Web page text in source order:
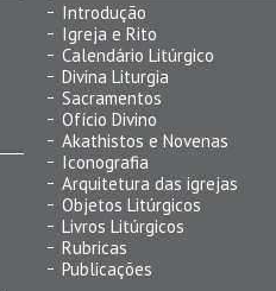
Introdução
Igreja e Rito
Calendário Litúrgico
Divina Liturgia
Sacramentos
Ofício Divino
Akathistos e Novenas
Iconografia
Arquitetura das igrejas
Objetos Litúrgicos
Livros Litúrgicos
Rubricas
Publicações